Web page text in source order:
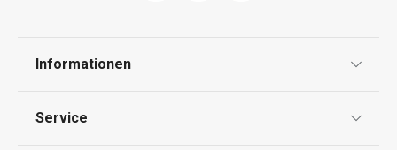
Haushalt
Informationen
Service